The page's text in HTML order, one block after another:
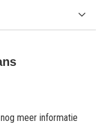
meer informatie